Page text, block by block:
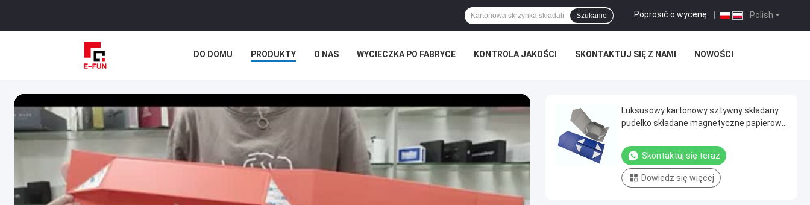
Polish
Poprosić o wycenę
Szukanie
DO DOMU PRODUKTY O NAS WYCIECZKA PO FABRYCE KONTROLA JAKOŚCI SKONTAKTUJ SIĘ Z NAMI NOWOŚCI
Luksusowy kartonowy sztywny składany
pudełko składane magnetyczne papierowe
Skontaktuj się teraz
Dowiedz się więcej